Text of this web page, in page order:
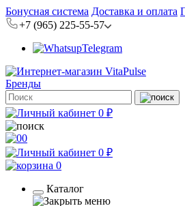
Бонусная система Доставка и оплата
+7 (965) 225-55-57
Telegram
Бренды
0 ₽
0
0 ₽
0
Каталог